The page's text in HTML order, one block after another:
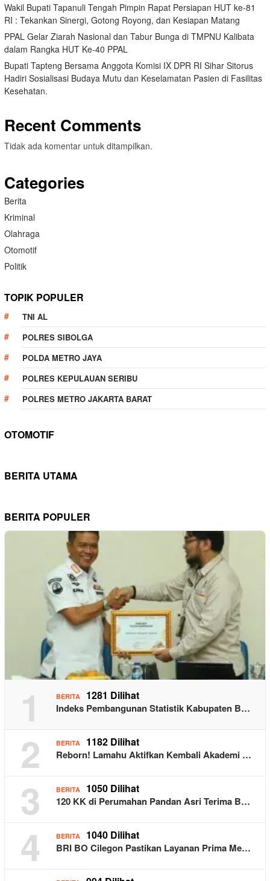
Wakil Bupati Tapanuli Tengah Pimpin Rapat Persiapan HUT ke-81
RI : Tekankan Sinergi, Gotong Royong, dan Kesiapan Matang
PPAL Gelar Ziarah Nasional dan Tabur Bunga di TMPNU Kalibata
dalam Rangka HUT Ke-40 PPAL
Bupati Tapteng Bersama Anggota Komisi IX DPR RI Sihar Sitorus
Hadiri Sosialisasi Budaya Mutu dan Keselamatan Pasien di Fasilitas
Kesehatan.
Recent Comments
Tidak ada komentar untuk ditampilkan.
Categories
Berita
Kriminal
Olahraga
Otomotif
Politik
TOPIK POPULER
TNI AL
POLRES SIBOLGA
POLDA METRO JAYA
POLRES KEPULAUAN SERIBU
POLRES METRO JAKARTA BARAT
OTOMOTIF
BERITA UTAMA
BERITA POPULER
1 BERITA 1281 Dilihat
Indeks Pembangunan Statistik Kabupaten B…
2 BERITA 1182 Dilihat
Reborn! Lamahu Aktifkan Kembali Akademi …
3 BERITA 1050 Dilihat
120 KK di Perumahan Pandan Asri Terima B…
4 BERITA 1040 Dilihat
BRI BO Cilegon Pastikan Layanan Prima Me…